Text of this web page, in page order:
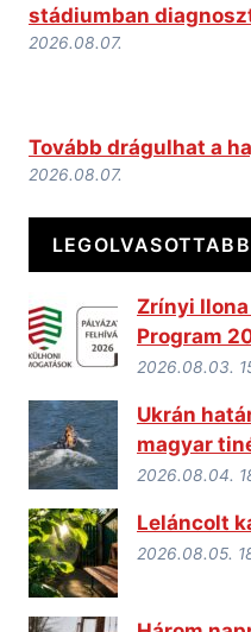
stádiumban
2026.08.07.
Tovább drágulhat a
2026.08.07.
LEGOLVASOTTABB
Zrínyi
Program
2026.08.03.
Ukrán
magyar
2026.08.04.
Leláncolt
2026.08.05.